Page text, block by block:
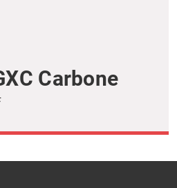
Carbone